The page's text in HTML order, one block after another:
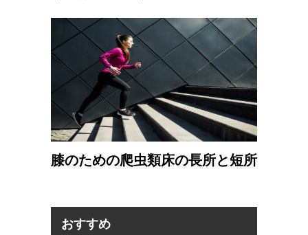
膝のための爬虫類床の長所と短所
おすすめ